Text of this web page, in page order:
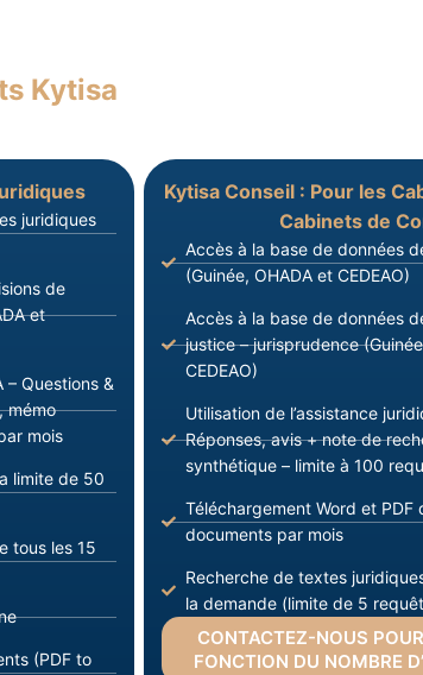
Kytisa
juridiques
de
et
– Questions &
mémo
mois
limite de 50
tous les 15
(PDF to
Kytisa Conseil : Pour les
Cabinets de
Accès à la base de données
(Guinée, OHADA et CEDEAO)
Accès à la base de données
justice – jurisprudence
CEDEAO)
Utilisation de l’assistance
Réponses, avis + note de
synthétique – limite à 100
Téléchargement Word et PDF
documents par mois
Recherche de textes
la demande (limite de 5
CONTACTEZ-NOUS
FONCTION DU NOMBRE